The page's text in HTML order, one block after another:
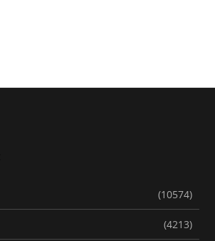
(10574)
(4213)